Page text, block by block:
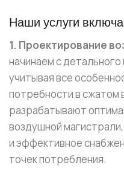
Наши услуги
1. Проектирование
начинаем с
учитывая все
потребности в
разрабатывают
воздушной
и эффективное
точек потребления.